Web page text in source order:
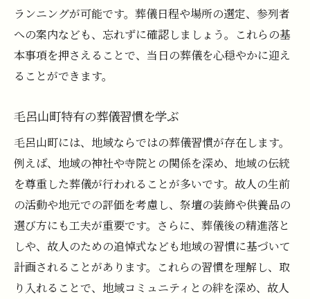
ランニングが可能です。葬儀日程や場所の選定、参列者
への案内なども、忘れずに確認しましょう。これらの基
本事項を押さえることで、当日の葬儀を心穏やかに迎え
ることができます。
毛呂山町特有の葬儀習慣を学ぶ
毛呂山町には、地域ならではの葬儀習慣が存在します。
例えば、地域の神社や寺院との関係を深め、地域の伝統
を尊重した葬儀が行われることが多いです。故人の生前
の活動や地元での評価を考慮し、祭壇の装飾や供養品の
選び方にも工夫が重要です。さらに、葬儀後の精進落と
しや、故人のための追悼式なども地域の習慣に基づいて
計画されることがあります。これらの習慣を理解し、取
り入れることで、地域コミュニティとの絆を深め、故人